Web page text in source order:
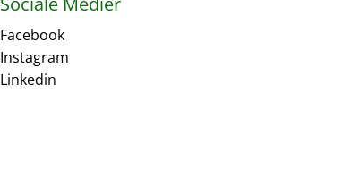
Facebook
Instagram
Linkedin